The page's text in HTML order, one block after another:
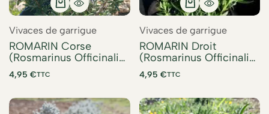
Vivaces de garrigue
ROMARIN Corse
(Rosmarinus Officinalis
Corsican)
4,95 €TTC
Vivaces de garrigue
ROMARIN Droit
(Rosmarinus Officinalis
Droit)
4,95 €TTC